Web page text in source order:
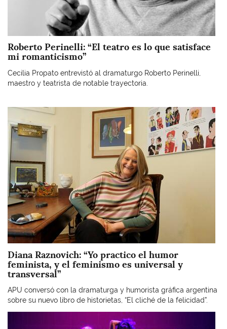
Roberto Perinelli: “El teatro es lo que satisface
mi romanticismo”
Cecilia Propato entrevistó al dramaturgo Roberto Perinelli,
maestro y teatrista de notable trayectoria.
Imagen
Diana Raznovich: “Yo practico el humor
feminista, y el feminismo es universal y
transversal”
APU conversó con la dramaturga y humorista gráfica argentina
sobre su nuevo libro de historietas, “El cliché de la felicidad”.